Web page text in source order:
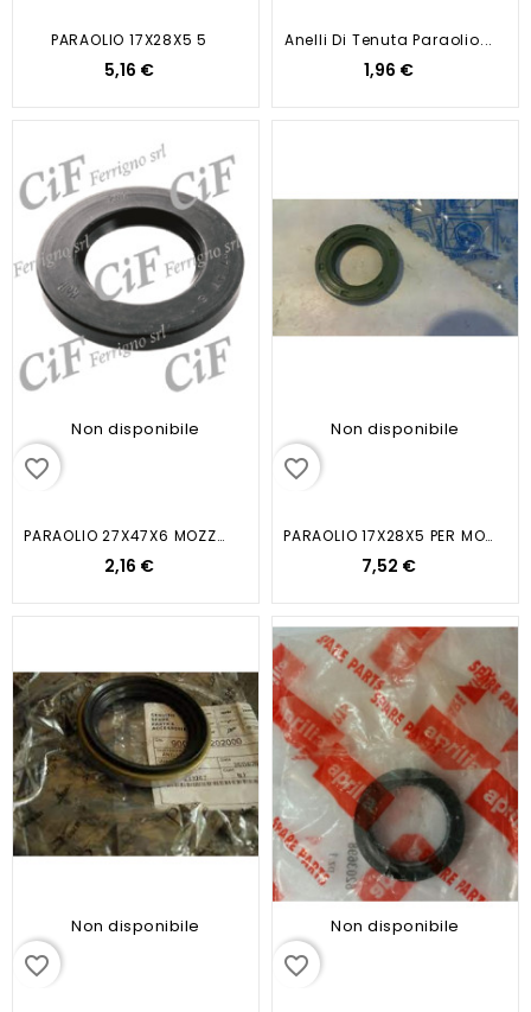
PARAOLIO 17X28X5 5
5,16 €
Anelli Di Tenuta Paraolio...
1,96 €
Non disponibile
favorite_border
PARAOLIO 27X47X6 MOZZO...
2,16 €
Non disponibile
favorite_border
PARAOLIO 17X28X5 PER MOTORI...
7,52 €
Non disponibile
favorite_border
Non disponibile
favorite_border